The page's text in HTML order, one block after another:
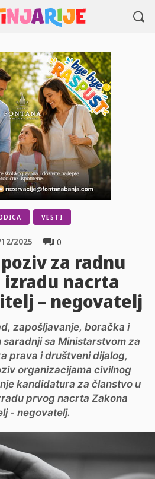
VESTI
0
2025
za radnu
izradu nacrta
– negovatelj
zapošljavanje, boračka i
saradnji sa Ministarstvom za
prava i društveni dijalog,
organizacijama civilnog
kandidatura za članstvo u
prvog nacrta Zakona
- negovatelj.